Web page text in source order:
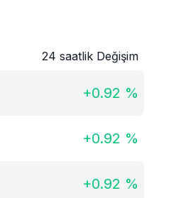
24 saatlik Değişim
+0.92 %
+0.92 %
+0.92 %